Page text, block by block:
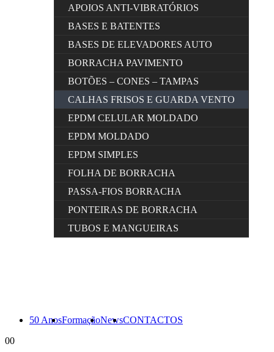
APOIOS ANTI-VIBRATÓRIOS
BASES E BATENTES
BASES DE ELEVADORES AUTO
BORRACHA PAVIMENTO
BOTÕES – CONES – TAMPAS
CALHAS FRISOS E GUARDA VENTO
EPDM CELULAR MOLDADO
EPDM MOLDADO
EPDM SIMPLES
FOLHA DE BORRACHA
PASSA-FIOS BORRACHA
PONTEIRAS DE BORRACHA
TUBOS E MANGUEIRAS
50 AnosFormaçãoNewsCONTACTOS
00